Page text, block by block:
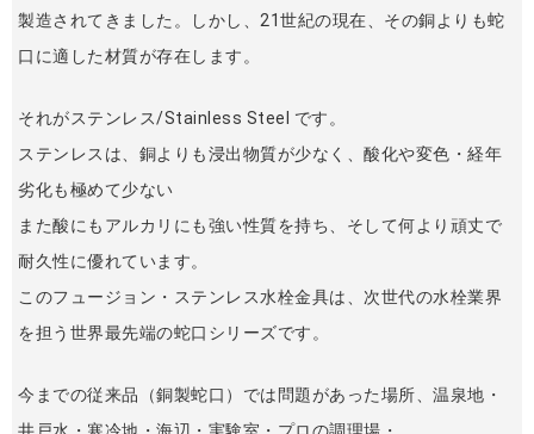
製造されてきました。しかし、21世紀の現在、その銅よりも蛇
口に適した材質が存在します。
それがステンレス/Stainless Steel です。
ステンレスは、銅よりも浸出物質が少なく、酸化や変色・経年
劣化も極めて少ない
また酸にもアルカリにも強い性質を持ち、そして何より頑丈で
耐久性に優れています。
このフュージョン・ステンレス水栓金具は、次世代の水栓業界
を担う世界最先端の蛇口シリーズです。
今までの従来品（銅製蛇口）では問題があった場所、温泉地・